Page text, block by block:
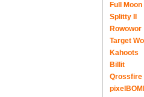
Full Moon
Splitty II
Rowowor
Target
Kahoots
Billit
Qrossfire